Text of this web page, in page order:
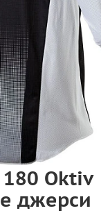
Oktiv
джерси